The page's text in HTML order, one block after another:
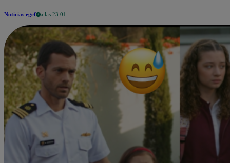
Noticias egcf a las 23:01